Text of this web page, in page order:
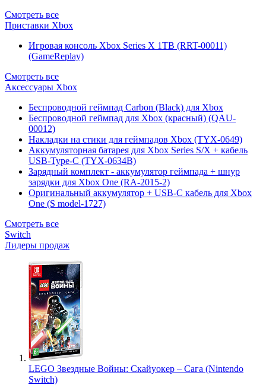
Смотреть все
Приставки Xbox
Игровая консоль Xbox Series X 1TB (RRT-00011)
(GameReplay)
Смотреть все
Аксессуары Xbox
Беспроводной геймпад Carbon (Black) для Xbox
Беспроводной геймпад для Xbox (красный) (QAU-
00012)
Накладки на стики для геймпадов Xbox (TYX-0649)
Аккумуляторная батарея для Xbox Series S/X + кабель
USB-Type-C (TYX-0634B)
Зарядный комплект - аккумулятор геймпада + шнур
зарядки для Xbox One (RA-2015-2)
Оригинальный аккумулятор + USB-C кабель для Xbox
One (S model-1727)
Смотреть все
Switch
Лидеры продаж
LEGO Звездные Войны: Скайуокер – Сага (Nintendo
Switch)